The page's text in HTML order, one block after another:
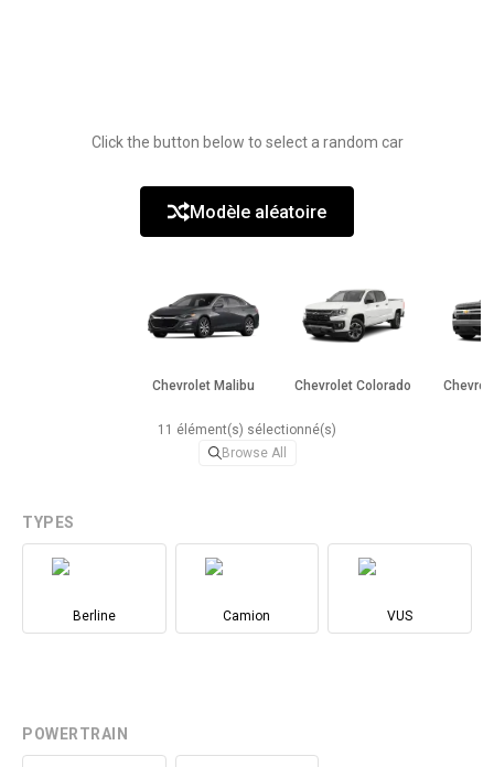
Click the button below to select a random car
Modèle aléatoire
Chevrolet Malibu Chevrolet Colorado
11 élément(s) sélectionné(s)
Browse All
TYPES
Berline Camion VUS
POWERTRAIN